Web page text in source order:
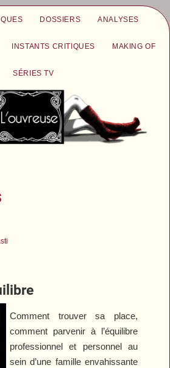
DOSSIERS ANALYSES
INSTANTS CRITIQUES MAKING OF
SÉRIES TV
Comment trouver sa place,
comment parvenir à l’équilibre
professionnel et personnel au
sein d’une famille envahissante